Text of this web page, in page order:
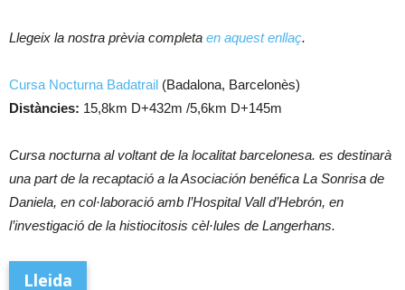
Llegeix la nostra prèvia completa en aquest enllaç.
Cursa Nocturna Badatrail (Badalona, Barcelonès)
Distàncies: 15,8km D+432m /5,6km D+145m
Cursa nocturna al voltant de la localitat barcelonesa. es destinarà
una part de la recaptació a la Asociación benéfica La Sonrisa de
Daniela, en col·laboració amb l’Hospital Vall d’Hebrón, en
l’investigació de la histiocitosis cèl·lules de Langerhans.
Lleida